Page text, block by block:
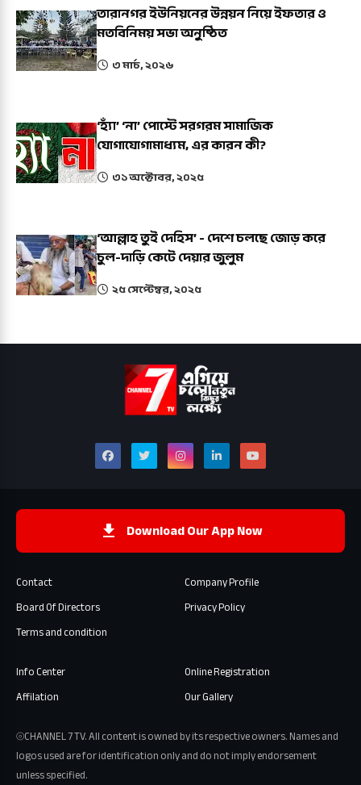
তারানগর ইউনিয়নের উন্নয়ন নিয়ে ইফতার ও
মতবিনিময় সভা অনুষ্ঠিত
৩ মার্চ, ২০২৬
‘হ্যাঁ’ ‘না’ পোস্টে সরগরম সামাজিক
যোগাযোগামাধ্যম, এর কারন কী?
৩১ অক্টোবর, ২০২৫
‘আল্লাহ তুই দেহিস’ - দেশে চলছে জোড় করে
চুল-দাড়ি কেটে দেয়ার জুলুম
২৫ সেপ্টেম্বর, ২০২৫
Download Our App Now
Contact
Company Profile
Board Of Directors
Privacy Policy
Terms and condition
Info Center
Online Registration
Affilation
Our Gallery
⦾CHANNEL 7 TV. All content is owned by its respective owners. Names and
logos used are for identification only and do not imply endorsement
unless specified.